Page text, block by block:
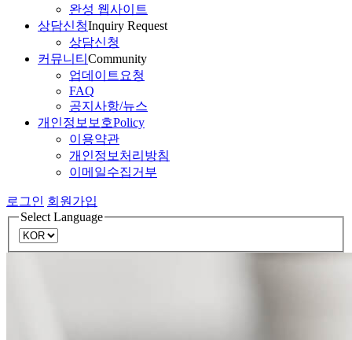
완성 웹사이트
상담신청Inquiry Request
상담신청
커뮤니티 Community
업데이트요청
FAQ
공지사항/뉴스
개인정보보호Policy
이용약관
개인정보처리방침
이메일수집거부
로그인 회원가입
Select Language